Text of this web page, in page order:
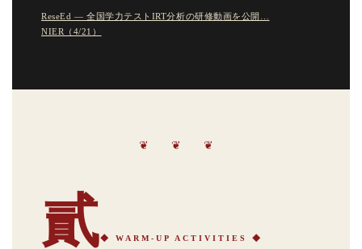
ReseEd — 全国学力テストIRT分析の研修動画を公開…
NIER（4/21）
❦ ❦ ❦
貳◆ WARM-UP ACTIVITIES ◆